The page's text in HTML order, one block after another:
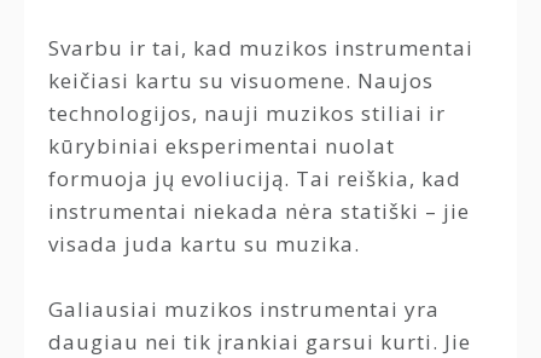
Svarbu ir tai, kad muzikos instrumentai
keičiasi kartu su visuomene. Naujos
technologijos, nauji muzikos stiliai ir
kūrybiniai eksperimentai nuolat
formuoja jų evoliuciją. Tai reiškia, kad
instrumentai niekada nėra statiški – jie
visada juda kartu su muzika.
Galiausiai muzikos instrumentai yra
daugiau nei tik įrankiai garsui kurti. Jie